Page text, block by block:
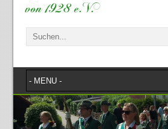
von 1928 e.V.